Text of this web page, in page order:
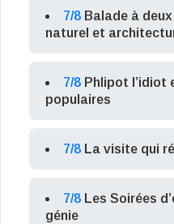
7/8 Balade à
naturel et
7/8 Phlipot l’idiot
populaires
7/8 La visite qui
7/8 Les Soirées
génie